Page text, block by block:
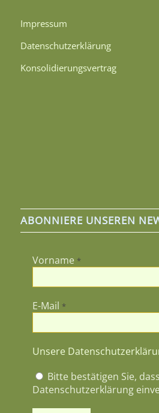
Impressum
Datenschutzerklärung
Konsolidierungsvertrag
ABONNIERE UNSEREN
Vorname *
E-Mail *
Unsere
Bitte bestätigen Sie,
Datenschutzerklärung